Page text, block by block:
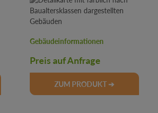
Gebäudeinformationen
Preis auf Anfrage
ZUM PRODUKT ➔